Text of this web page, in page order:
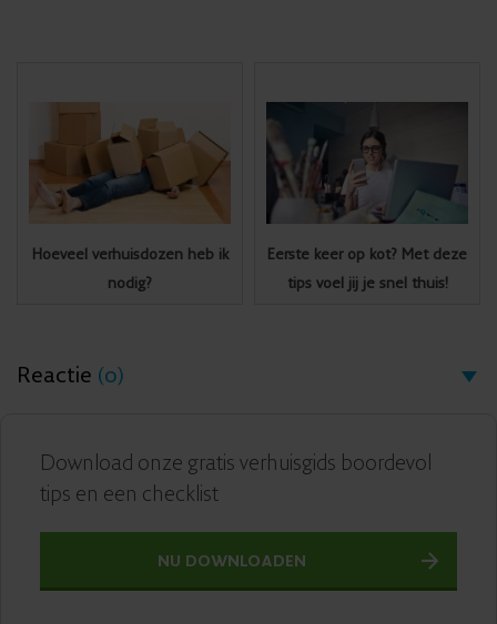
Hoeveel verhuisdozen heb ik
nodig?
Eerste keer op kot? Met deze
tips voel jij je snel thuis!
Reactie (0)
Download onze gratis verhuisgids boordevol
tips en een checklist
NU DOWNLOADEN